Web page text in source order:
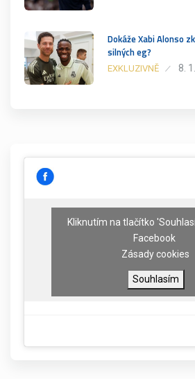
Dokáže Xabi Alonso
silných eg?
EXKLUZIVNĚ 8.
Kliknutím na tlačítko
Facebook
Zásady cookies
Souhlasím